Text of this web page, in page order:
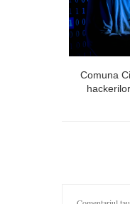
Comuna